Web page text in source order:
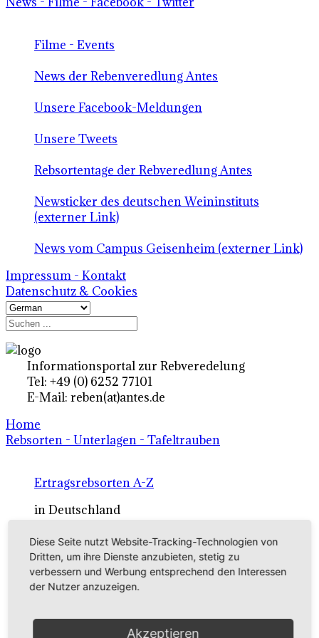
Filme - Events
News der Rebenveredlung Antes
Unsere Facebook-Meldungen
Unsere Tweets
Rebsortentage der Rebveredlung Antes
Newsticker des deutschen Weininstituts
(externer Link)
News vom Campus Geisenheim (externer Link)
Impressum - Kontakt
Datenschutz & Cookies
Informationsportal zur Rebveredelung
Tel: +49 (0) 6252 77101
E-Mail: reben(at)antes.de
Home
Rebsorten - Unterlagen - Tafeltrauben
Ertragsrebsorten A-Z
in Deutschland
Rebsorten international
externe Links
Tafeltraubensorten
Diese Seite nutzt Website-Tracking-Technologien von
Dritten, um ihre Dienste anzubieten, stetig zu
verbessern und Werbung entsprechend den Interessen
der Nutzer anzuzeigen.
Akzeptieren